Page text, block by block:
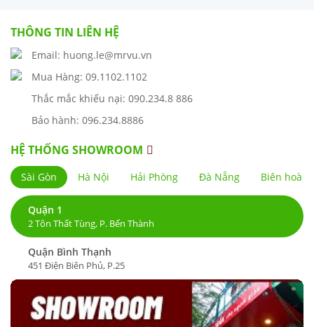
THÔNG TIN LIÊN HỆ
Email: huong.le@mrvu.vn
Mua Hàng: 09.1102.1102
Thắc mắc khiếu nại: 090.234.8 886
Bảo hành: 096.234.8886
HỆ THỐNG SHOWROOM
Sài Gòn Hà Nội Hải Phòng Đà Nẵng Biên hoà
Quận 1
2 Tôn Thất Tùng, P. Bến Thành
Quận Bình Thạnh
451 Điện Biên Phủ, P.25